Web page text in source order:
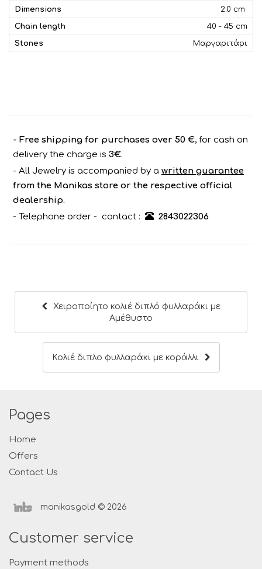
Dimensions 2.0 cm
Chain length 40 - 45 cm
Stones Μαργαριτάρι
- Free shipping for purchases over 50 €, for cash on
delivery the charge is 3€.
- All Jewelry is accompanied by a written guarantee
from the Manikas store or the respective official
dealership.
- Telephone order - contact :
2843022306
Χειροποίητο κολιέ διπλό φυλλαράκι με
Αμέθυστο
Κολιέ διπλο φυλλαράκι με κοράλλι
Pages
Home
Offers
Contact Us
manikasgold © 2026
Customer service
Payment methods